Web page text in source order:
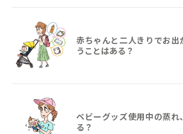
赤ちゃんと二人きりでお出
うことはある？
ベビーグッズ使用中の蒸れ
る？